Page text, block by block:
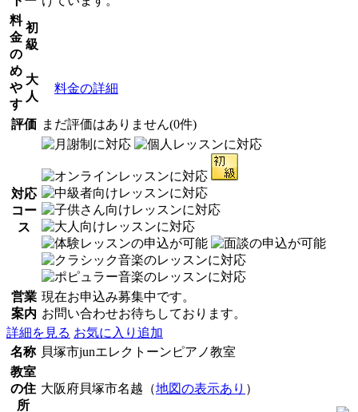
料
金
の
め
や
す
初
級
大
人
料金の詳細
評価 まだ評価はありません(0件)
対応
コー
ス
営業
案内
現在お申込み募集中です。
お問い合わせお待ちしております。
詳細を見る お気に入り追加
名称 貝塚市junエレクトーンピアノ教室
教室
の住
所
大阪府貝塚市名越（地図の表示あり ）